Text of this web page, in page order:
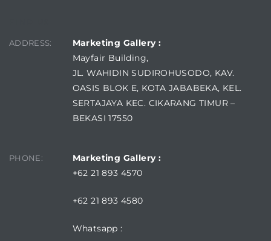
ADDRESS:
Marketing Gallery :
Mayfair Building,
JL. WAHIDIN SUDIROHUSODO, KAV.
OASIS BLOK E, KOTA JABABEKA, KEL.
SERTAJAYA KEC. CIKARANG TIMUR –
BEKASI 17550
PHONE:
Marketing Gallery :
+62 21 893 4570
+62 21 893 4580
Whatsapp :